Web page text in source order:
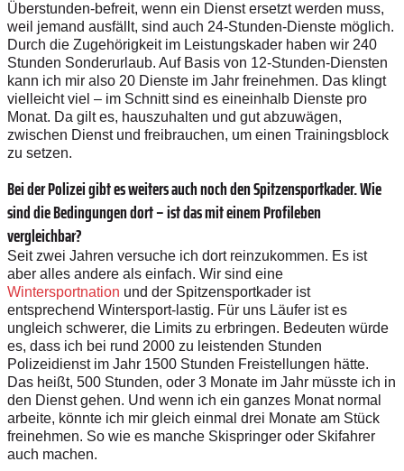
Überstunden-befreit, wenn ein Dienst ersetzt werden muss,
weil jemand ausfällt, sind auch 24-Stunden-Dienste möglich.
Durch die Zugehörigkeit im Leistungskader haben wir 240
Stunden Sonderurlaub. Auf Basis von 12-Stunden-Diensten
kann ich mir also 20 Dienste im Jahr freinehmen. Das klingt
vielleicht viel – im Schnitt sind es eineinhalb Dienste pro
Monat. Da gilt es, hauszuhalten und gut abzuwägen,
zwischen Dienst und freibrauchen, um einen Trainingsblock
zu setzen.
Bei der Polizei gibt es weiters auch noch den Spitzensportkader. Wie
sind die Bedingungen dort – ist das mit einem Profileben
vergleichbar?
Seit zwei Jahren versuche ich dort reinzukommen. Es ist
aber alles andere als einfach. Wir sind eine
Wintersportnation und der Spitzensportkader ist
entsprechend Wintersport-lastig. Für uns Läufer ist es
ungleich schwerer, die Limits zu erbringen. Bedeuten würde
es, dass ich bei rund 2000 zu leistenden Stunden
Polizeidienst im Jahr 1500 Stunden Freistellungen hätte.
Das heißt, 500 Stunden, oder 3 Monate im Jahr müsste ich in
den Dienst gehen. Und wenn ich ein ganzes Monat normal
arbeite, könnte ich mir gleich einmal drei Monate am Stück
freinehmen. So wie es manche Skispringer oder Skifahrer
auch machen.